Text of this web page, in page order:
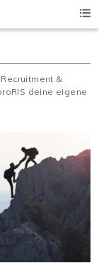
&
deine eigene